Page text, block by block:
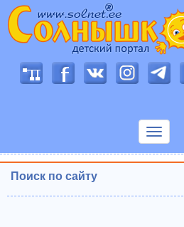
Показать
Поиск по сайту